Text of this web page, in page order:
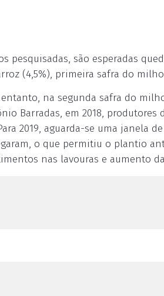
pesquisadas, são esperadas
(4,5%), primeira safra do
na segunda safra do
Barradas, em 2018,
2019, aguarda-se uma janela
o que permitiu o plantio
nas lavouras e aumento da